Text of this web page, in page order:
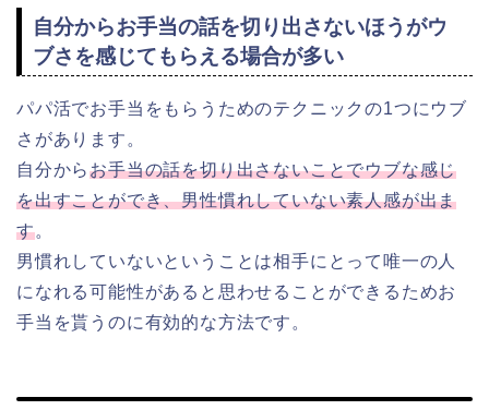
自分からお手当の話を切り出さないほうがウ
ブさを感じてもらえる場合が多い
パパ活でお手当をもらうためのテクニックの1つにウブ
さがあります。
自分からお手当の話を切り出さないことでウブな感じ
を出すことができ、男性慣れしていない素人感が出ま
す。
男慣れしていないということは相手にとって唯一の人
になれる可能性があると思わせることができるためお
手当を貰うのに有効的な方法です。